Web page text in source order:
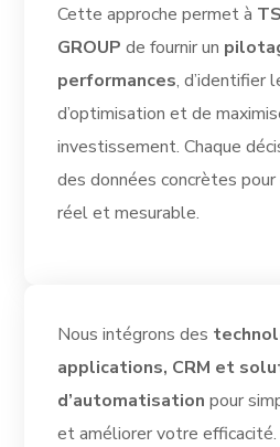
Cette approche permet à
GROUP de fournir un
performances, d’identifier
d’optimisation et de
investissement. Chaque
des données concrètes
réel et mesurable.
Nous intégrons des
applications, CRM et
d’automatisation pour
et améliorer votre